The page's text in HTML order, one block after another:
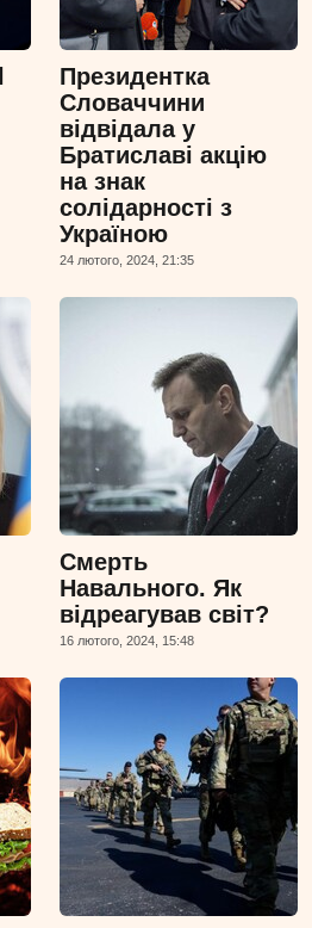
Президентка
Словаччини
відвідала у
Братиславі акцію
на знак
солідарності з
Україною
24 лютого, 2024, 21:35
Смерть
Навального. Як
відреагував світ?
16 лютого, 2024, 15:48